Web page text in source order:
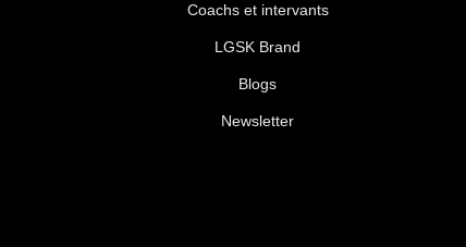
Coachs et intervants
LGSK Brand
Blogs
Newsletter